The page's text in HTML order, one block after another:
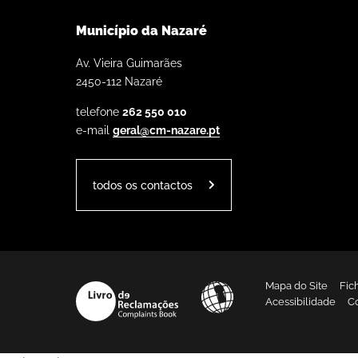
Município da Nazaré
Av. Vieira Guimarães
2450-112 Nazaré
telefone 262 550 010
e-mail geral@cm-nazare.pt
todos os contactos
Mapa do Site
Acessibilidade